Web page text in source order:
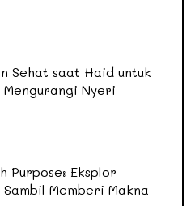
Sehat saat Haid untuk
Mengurangi Nyeri
Purpose: Eksplor
Memberi Makna